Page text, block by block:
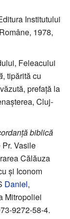
Institutului
1978,
Feleacului
, tipărită cu
prefaţă la
Cluj-
biblică
Vasile
Călăuza
şi Iconom
Daniel,
Mitropoliei
9272-58-4.